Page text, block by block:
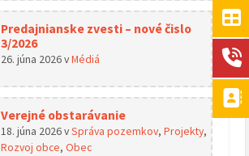
Predajnianske zvesti – nové čislo
3/2026
26. júna 2026vMédiá
Verejné obstarávanie
18. júna 2026vSpráva pozemkov, Projekty,
Rozvoj obce, Obec